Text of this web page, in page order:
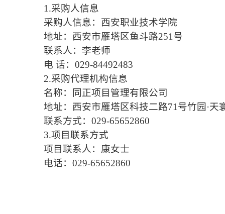
1.采购人信息
采购人信息：西安职业技术学院
地址：西安市雁塔区鱼斗路251号
联系人：李老师
电 话：029-84492483
2.采购代理机构信息
名称：同正项目管理有限公司
地址：西安市雁塔区科技二路71号竹园·天
联系方式：029-65652860
3.项目联系方式
项目联系人：康女士
电话：029-65652860